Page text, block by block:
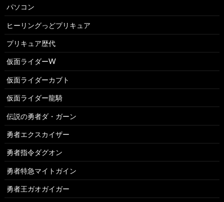
パソコン
ヒーリングっどプリキュア
プリキュア歴代
仮面ライダーW
仮面ライダーカブト
仮面ライダー龍騎
伝説の勇者ダ・ガーン
勇者エクスカイザー
勇者指令ダグオン
勇者特急マイトガイン
勇者王ガオガイガー